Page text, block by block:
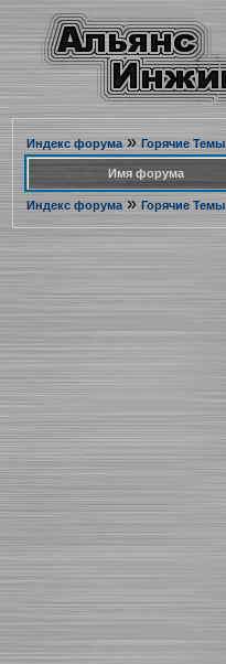
Индекс форума» Горячие Темы
Имя форума
Индекс форума» Горячие Темы